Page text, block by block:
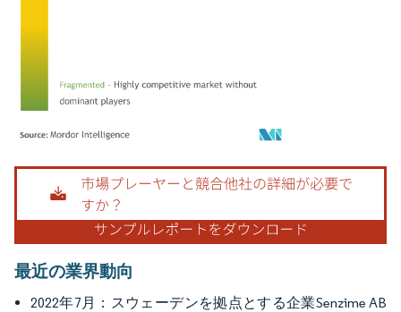
画像 © Mordor Intelligence。再利用にはCC BY 4.0の表示が必要です。
最近の業界動向
2022年7月：スウェーデンを拠点とする企業Senzime AB